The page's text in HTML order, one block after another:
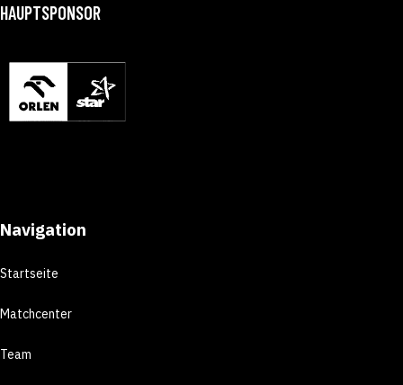
HAUPTSPONSOR
Navigation
Startseite
Matchcenter
Team